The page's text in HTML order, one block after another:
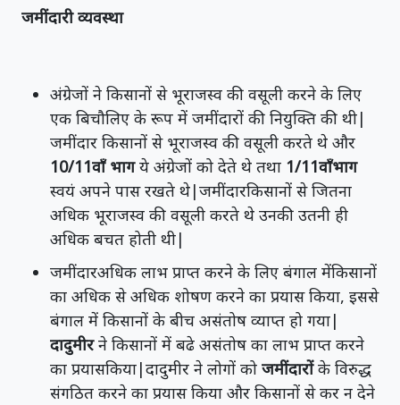
जमींदारी व्यवस्था
अंग्रेजों ने किसानों से भूराजस्व की वसूली करने के लिए
एक बिचौलिए के रूप में जमींदारों की नियुक्ति की थी|
जमींदार किसानों से भूराजस्व की वसूली करते थे और
10/11वाँ भागये अंग्रेजों को देते थे तथा 1/11वाँभाग
स्वयं अपने पास रखते थे|जमींदारकिसानों से जितना
अधिक भूराजस्व की वसूली करते थे उनकी उतनी ही
अधिक बचत होती थी|
जमींदारअधिक लाभ प्राप्त करने के लिए बंगाल मेंकिसानों
का अधिक से अधिक शोषण करने का प्रयास किया, इससे
बंगाल में किसानों के बीच असंतोष व्याप्त हो गया|
दादुमीरने किसानों में बढे असंतोष का लाभ प्राप्त करने
का प्रयासकिया|दादुमीर ने लोगों को जमींदारोंके विरुद्ध
संगठित करने का प्रयास किया और किसानों से कर न देने